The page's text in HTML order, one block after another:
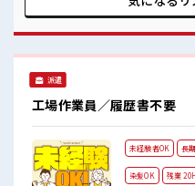
ステップUP目指していきましょう
ったり☆ ロッカー付
たい方にもオススメ！
派遣
工場作業員／履歴書不要
未経験者OK 長
染髪OK 残業